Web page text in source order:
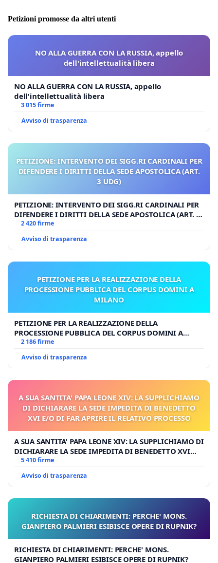
Petizioni promosse da altri utenti
NO ALLA GUERRA CON LA RUSSIA, appello
dell'intellettualità libera
NO ALLA GUERRA CON LA RUSSIA, appello
dell'intellettualità libera
3 015 firme
Avviso di trasparenza
PETIZIONE: INTERVENTO DEI SIGG.RI CARDINALI PER
DIFENDERE I DIRITTI DELLA SEDE APOSTOLICA (ART.
3 UDG)
PETIZIONE: INTERVENTO DEI SIGG.RI CARDINALI PER
DIFENDERE I DIRITTI DELLA SEDE APOSTOLICA (ART. 3
UDG)
2 420 firme
Avviso di trasparenza
PETIZIONE PER LA REALIZZAZIONE DELLA
PROCESSIONE PUBBLICA DEL CORPUS DOMINI A
MILANO
PETIZIONE PER LA REALIZZAZIONE DELLA
PROCESSIONE PUBBLICA DEL CORPUS DOMINI A
MILANO
2 186 firme
Avviso di trasparenza
A SUA SANTITA' PAPA LEONE XIV: LA SUPPLICHIAMO
DI DICHIARARE LA SEDE IMPEDITA DI BENEDETTO
XVI E/O DI FAR APRIRE IL RELATIVO PROCESSO
A SUA SANTITA' PAPA LEONE XIV: LA SUPPLICHIAMO DI
DICHIARARE LA SEDE IMPEDITA DI BENEDETTO XVI
E/O DI FAR APRIRE IL RELATIVO PROCESSO
5 410 firme
Avviso di trasparenza
RICHIESTA DI CHIARIMENTI: PERCHE' MONS.
GIANPIERO PALMIERI ESIBISCE OPERE DI RUPNIK?
RICHIESTA DI CHIARIMENTI: PERCHE' MONS.
GIANPIERO PALMIERI ESIBISCE OPERE DI RUPNIK?